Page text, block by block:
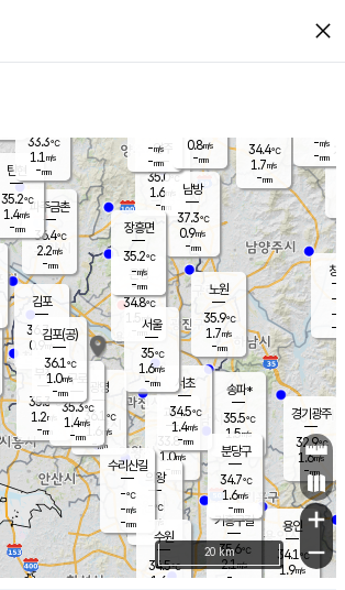
close
양주
35.0℃
1.6
-mm
과천
33.8℃
1.0m/s
- mm
용인
34.1℃
1.9m/s
경기광주
32.9℃
1.6m/s
-mm
파주금촌
36.4℃
2.2m/s
-mm
34.4℃
1.7m/s
-mm
창
-
-m/
-
탄현
35.2℃
1.4m/s
-mm
-m/s
-mm
의왕
- ℃
m/s
mm
김포
36.7℃
0.9 m/s
mm
광명
36.1
℃
1.6 m/s
-mm
부천
35.3℃
1.2m/s
-mm
구로
35.3℃
1.4m/s
-mm
은평
34.8℃
1.5 m/s
- mm
노원
35.9℃
1.7m/s
-mm
송파*
35.5℃
1.5m/s
-mm
서초
34.5℃
1.4m/s
-mm
남방
37.3℃
0.9m/s
-mm
기흥구갈
35.6℃
2.1m/s
-
수리산길
-℃
-m/s
-mm
분당구
34.7℃
1.6m/s
-mm
장흥면
35.2℃
-m/s
-mm
-m/s
-mm
김포(공)
36.1℃
1.0m/s
-mm
수원
34.5℃
1.6 m/s
서울
35℃
1.6m/s
-mm
33.3℃
1.1 m/s
-mm
0.8m/s
-mm
+
−
20 km